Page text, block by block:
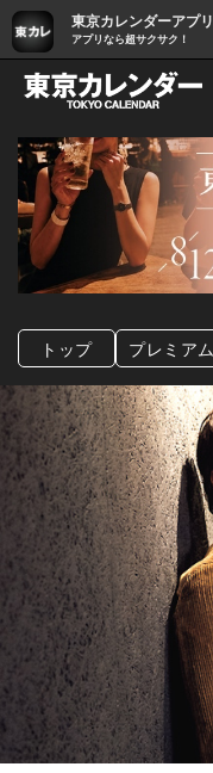
東京カレンダーアプリ
アプリなら超サクサク！
トップ プレミアム